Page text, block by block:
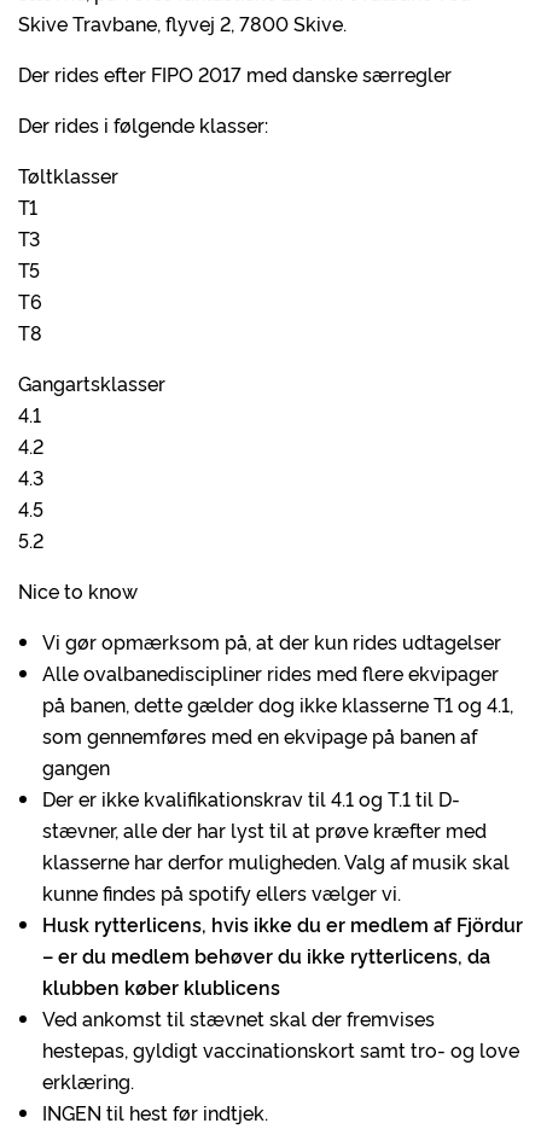
Skive Travbane, flyvej 2, 7800 Skive.
Der rides efter FIPO 2017 med danske særregler
Der rides i følgende klasser:
Tøltklasser
T1
T3
T5
T6
T8
Gangartsklasser
4.1
4.2
4.3
4.5
5.2
Nice to know
Vi gør opmærksom på, at der kun rides udtagelser
Alle ovalbanediscipliner rides med flere ekvipager
på banen, dette gælder dog ikke klasserne T1 og 4.1,
som gennemføres med en ekvipage på banen af
gangen
Der er ikke kvalifikationskrav til 4.1 og T.1 til D-
stævner, alle der har lyst til at prøve kræfter med
klasserne har derfor muligheden. Valg af musik skal
kunne findes på spotify ellers vælger vi.
Husk rytterlicens, hvis ikke du er medlem af Fjördur
– er du medlem behøver du ikke rytterlicens, da
klubben køber klublicens
Ved ankomst til stævnet skal der fremvises
hestepas, gyldigt vaccinationskort samt tro- og love
erklæring.
INGEN til hest før indtjek.